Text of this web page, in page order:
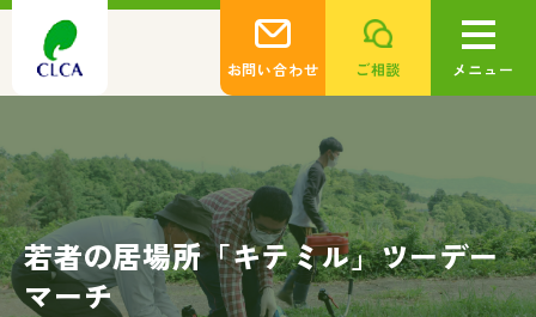
お問い合わせ ご相談 メニュー
若者の居場所「キテミル」ツーデー
マーチ